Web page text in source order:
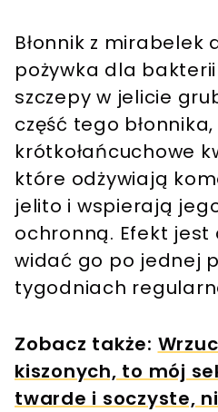
Błonnik z mirabelek
pożywka dla
szczepy w jelicie
część tego
krótkołańcuchowe
które odżywiają
jelito i wspierają
ochronną. Efekt jest
widać go po jednej
tygodniach
Zobacz także:
kiszonych, to mój
twarde i soczyste,